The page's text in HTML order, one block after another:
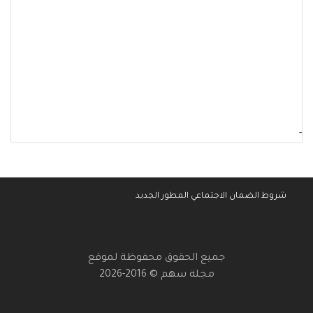
-
شروط الضمان الاجتماعي المطور الجديد
جميع الحقوق محفوظة لموقع
مجلة سهم © 2016-2026